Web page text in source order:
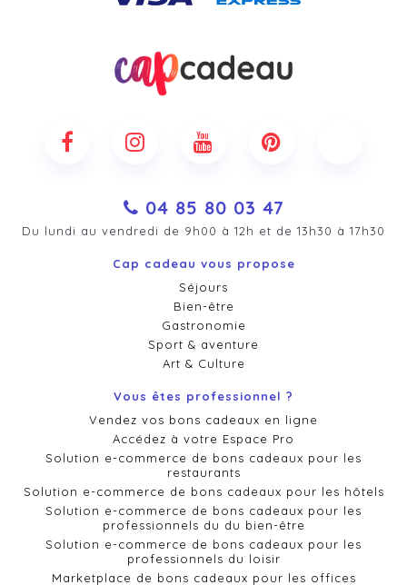
04 85 80 03 47
Du lundi au vendredi de 9h00 à 12h et de 13h30 à 17h30
Cap cadeau vous propose
Séjours
Bien-être
Gastronomie
Sport & aventure
Art & Culture
Vous êtes professionnel ?
Vendez vos bons cadeaux en ligne
Accédez à votre Espace Pro
Solution e-commerce de bons cadeaux pour les
restaurants
Solution e-commerce de bons cadeaux pour les hôtels
Solution e-commerce de bons cadeaux pour les
professionnels du du bien-être
Solution e-commerce de bons cadeaux pour les
professionnels du loisir
Marketplace de bons cadeaux pour les offices